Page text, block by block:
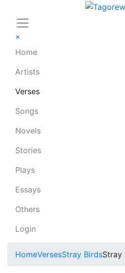
×
Home
Artists
Verses
Songs
Novels
Stories
Plays
Essays
Others
Login
HomeVersesStray BirdsStray